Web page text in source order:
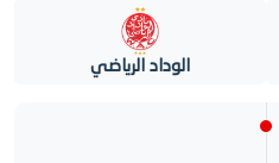
الوداد الرياضي